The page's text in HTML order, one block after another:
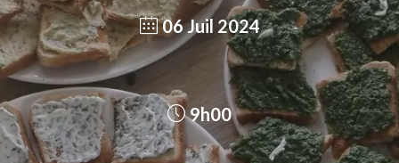
06 Juil 2024
9h00